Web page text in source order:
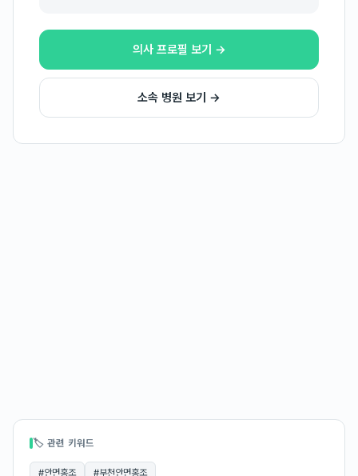
의사 프로필 보기 →
소속 병원 보기 →
🏷 관련 키워드
#안면홍조 #부천안면홍조